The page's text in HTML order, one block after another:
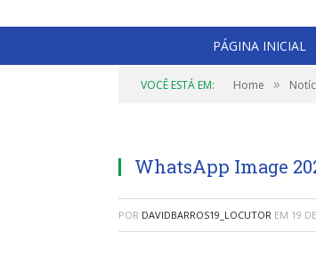
PÁGINA INICIAL
VOCÊ ESTÁ EM: Home »
WhatsApp Image
POR DAVIDBARROS19_LOCUTOR EM 19